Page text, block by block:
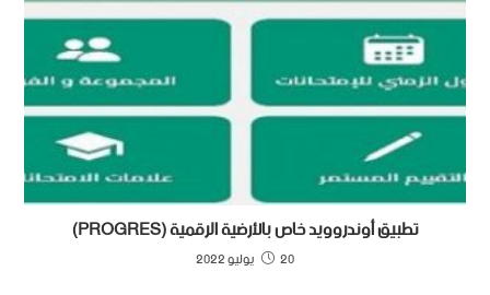
تطبيق أوندروويد خاص بالأرضية الرقمية (PROGRES)
20 يوليو 2022